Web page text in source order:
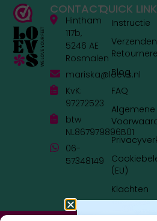
CONTACT
Hintham
117b,
5246 AE
Rosmalen
mariska@loevs.nl
KvK:
97272523
btw
NL867979896B01
06-
57348149
QUICK
Instructie
Blog
FAQ
Algemene
(EU)
Klachten